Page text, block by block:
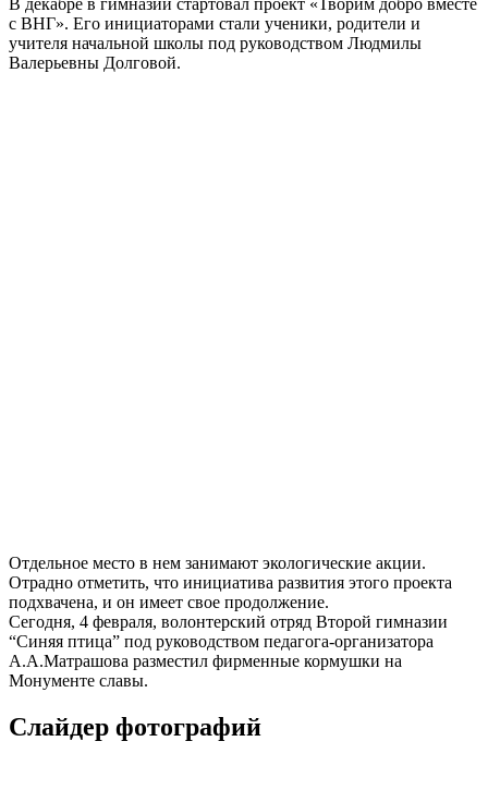
В декабре в гимназии стартовал проект «Творим добро вместе
с ВНГ». Его инициаторами стали ученики, родители и
учителя начальной школы под руководством Людмилы
Валерьевны Долговой.
Отдельное место в нем занимают экологические акции.
Отрадно отметить, что инициатива развития этого проекта
подхвачена, и он имеет свое продолжение.
Сегодня, 4 февраля, волонтерский отряд Второй гимназии
“Синяя птица” под руководством педагога-организатора
А.А.Матрашова разместил фирменные кормушки на
Монументе славы.
Слайдер фотографий